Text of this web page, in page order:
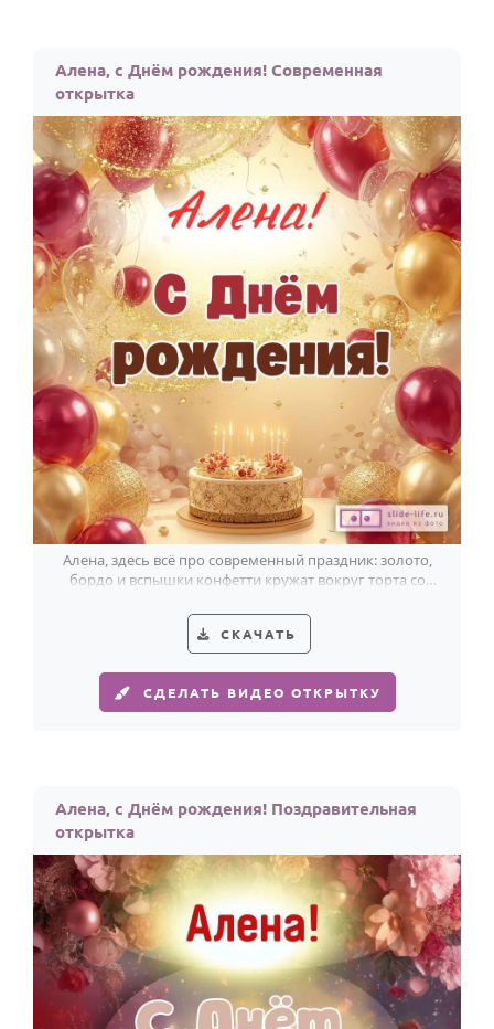
По годам
Алена, с Днём рождения! Современная
открытка
Алена, здесь всё про современный праздник: золото,
бордо и вспышки конфетти кружат вокруг торта со
СКАЧАТЬ
СДЕЛАТЬ ВИДЕО ОТКРЫТКУ
Алена, с Днём рождения! Поздравительная
открытка